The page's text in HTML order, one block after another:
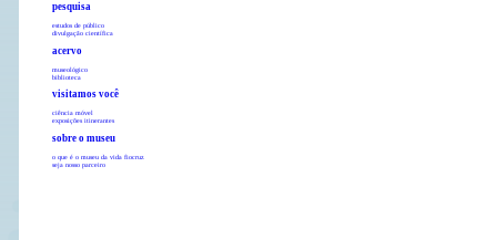
pesquisa
estudos de público
divulgação científica
acervo
museológico
biblioteca
visitamos você
ciência móvel
exposições itinerantes
sobre o museu
o que é o museu da vida fiocruz
seja nosso parceiro